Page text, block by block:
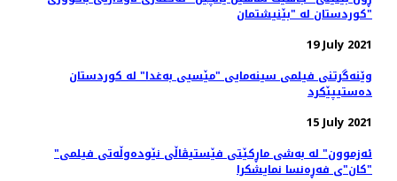
کوردستان لە "بێنیشتمان"
19 July 2021
وێنەگرتنی فیلمی سینەمایی "مێسیی بەغدا" لە کوردستان
دەستیپێکرد
15 July 2021
"ئەزموون" لە به‌شی ماڕکێتی فێستیڤاڵی نێوده‌وڵه‌تی فیلمی
"کان"ی فه‌ڕه‌نسا نمایشکرا